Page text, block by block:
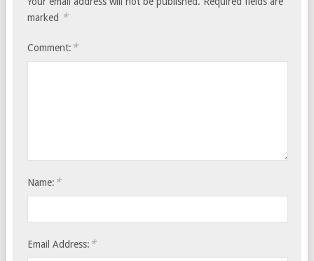
marked *
Comment: *
Name: *
Email Address: *